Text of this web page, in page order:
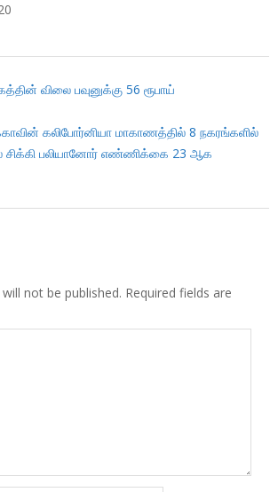
விலை பவுனுக்கு 56 ரூபாய்
கலிபோர்னியா மாகாணத்தில் 8 நகரங்களில்
சிக்கி பலியானோர் எண்ணிக்கை 23 ஆக
not be published. Required fields are